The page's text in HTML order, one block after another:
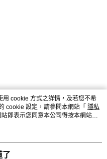
cookie 方式之詳情，及若您不希
cookie 設定，請參閱本網站「 隱私
即表示您同意本公司得按本網站使
了